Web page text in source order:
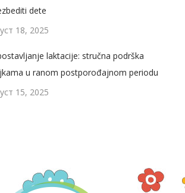
dete
18, 2025
laktacije: stručna podrška
u ranom postporođajnom periodu
15, 2025